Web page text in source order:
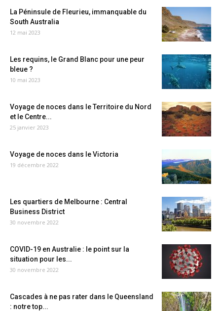
La Péninsule de Fleurieu, immanquable du
South Australia
12 mai 2023
Les requins, le Grand Blanc pour une peur
bleue ?
10 mai 2023
Voyage de noces dans le Territoire du Nord
et le Centre...
25 janvier 2023
Voyage de noces dans le Victoria
19 décembre 2022
Les quartiers de Melbourne : Central
Business District
30 novembre 2022
COVID-19 en Australie : le point sur la
situation pour les...
30 novembre 2022
Cascades à ne pas rater dans le Queensland
: notre top...